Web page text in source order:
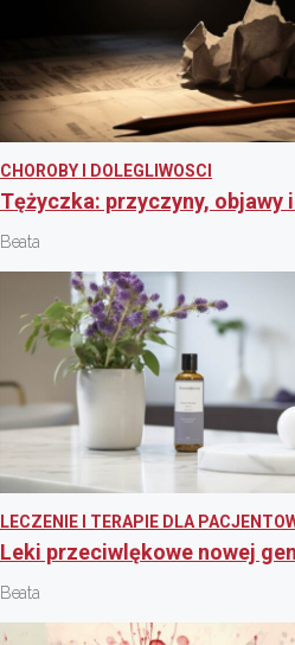
CHOROBY I DOLEGLIWOSCI
Tężyczka: przyczyny, objawy
Beata
LECZENIE I TERAPIE DLA
Leki przeciwlękowe nowej
Beata